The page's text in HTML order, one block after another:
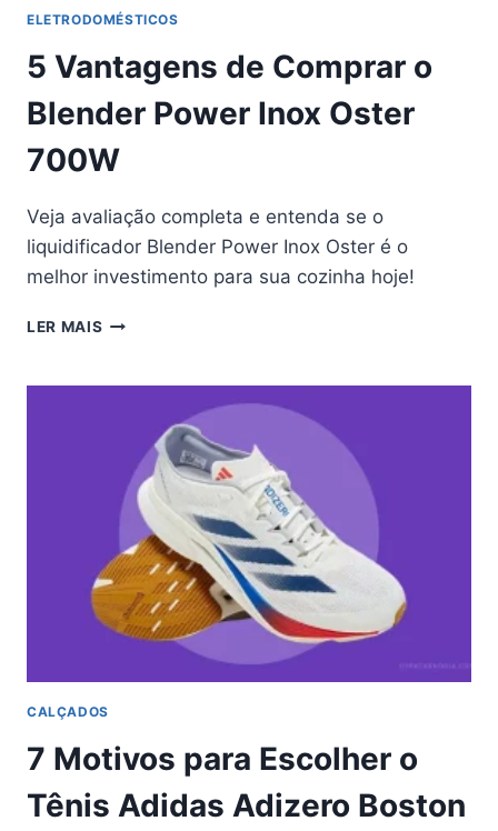
ELETRODOMÉSTICOS
5 Vantagens de Comprar o
Blender Power Inox Oster
700W
Veja avaliação completa e entenda se o
liquidificador Blender Power Inox Oster é o
melhor investimento para sua cozinha hoje!
LER MAIS 5
COMPRAR
BLENDER
POWER
INOX
OSTER
700W
CALÇADOS
7 Motivos para Escolher o
Tênis Adidas Adizero Boston